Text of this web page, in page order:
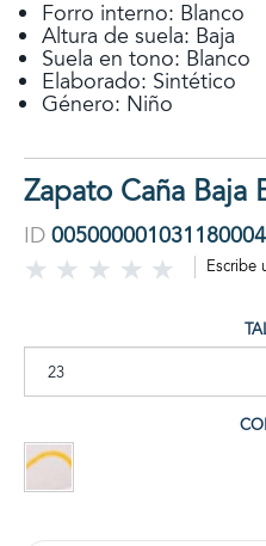
Forro interno: Blanco
Altura de suela: Baja
Suela en tono: Blanco
Elaborado: Sintético
Género: Niño
Zapato Caña Baja
ID 005000001031180004
Escribe